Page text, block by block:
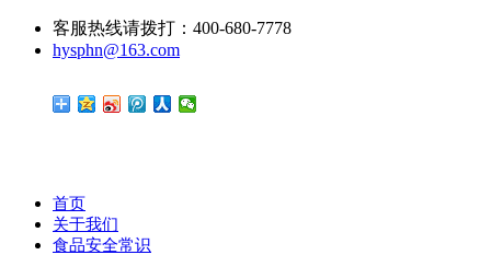
客服热线请拨打：400-680-7778
hysphn@163.com
首页
关于我们
食品安全常识